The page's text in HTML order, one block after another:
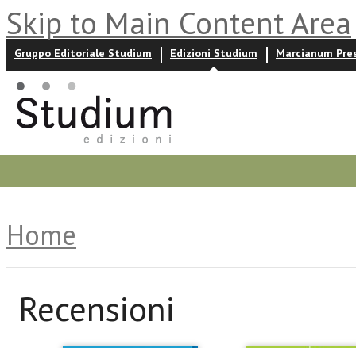
Skip to Main Content Area
Gruppo Editoriale Studium Edizioni Studium Marcianum
Home
Recensioni